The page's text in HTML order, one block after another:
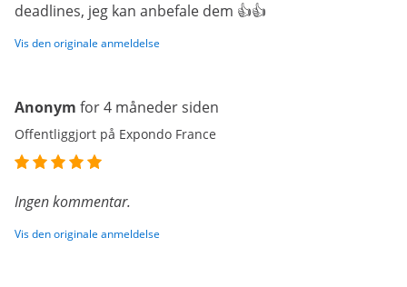
deadlines, jeg kan anbefale dem 👍👍
Vis den originale anmeldelse
Anonym for 4 måneder siden
Offentliggjort på Expondo France
Ingen kommentar.
Vis den originale anmeldelse